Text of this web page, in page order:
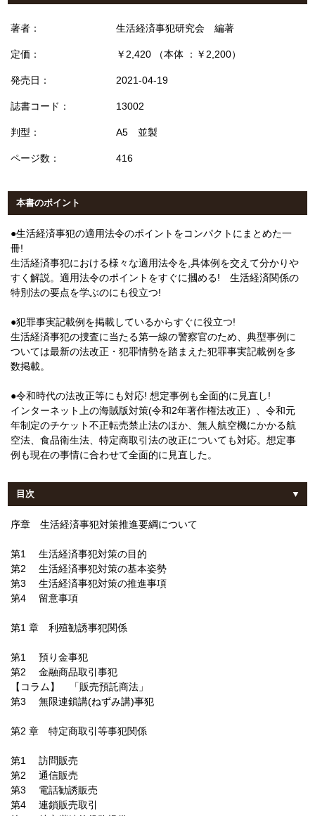
著者： 生活経済事犯研究会 編著
定価： ￥2,420 （本体 ：￥2,200）
発売日： 2021-04-19
誌書コード： 13002
判型： A5 並製
ページ数： 416
本書のポイント
●生活経済事犯の適用法令のポイントをコンパクトにまとめた一
冊!
生活経済事犯における様々な適用法令を,具体例を交えて分かりや
すく解説。適用法令のポイントをすぐに摑める! 生活経済関係の
特別法の要点を学ぶのにも役立つ!
●犯罪事実記載例を掲載しているからすぐに役立つ!
生活経済事犯の捜査に当たる第一線の警察官のため、典型事例に
ついては最新の法改正・犯罪情勢を踏まえた犯罪事実記載例を多
数掲載。
●令和時代の法改正等にも対応! 想定事例も全面的に見直し!
インターネット上の海賊版対策(令和2年著作権法改正）、令和元
年制定のチケット不正転売禁止法のほか、無人航空機にかかる航
空法、食品衛生法、特定商取引法の改正についても対応。想定事
例も現在の事情に合わせて全面的に見直した。
目次
序章 生活経済事犯対策推進要綱について
第1 生活経済事犯対策の目的
第2 生活経済事犯対策の基本姿勢
第3 生活経済事犯対策の推進事項
第4 留意事項
第1 章 利殖勧誘事犯関係
第1 預り金事犯
第2 金融商品取引事犯
【コラム】 「販売預託商法」
第3 無限連鎖講(ねずみ講)事犯
第2 章 特定商取引等事犯関係
第1 訪問販売
第2 通信販売
第3 電話勧誘販売
第4 連鎖販売取引